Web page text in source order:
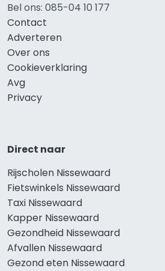
Bel ons: 085-04 10 177
Contact
Adverteren
Over ons
Cookieverklaring
Avg
Privacy
Direct naar
Rijscholen Nissewaard
Fietswinkels Nissewaard
Taxi Nissewaard
Kapper Nissewaard
Gezondheid Nissewaard
Afvallen Nissewaard
Gezond eten Nissewaard